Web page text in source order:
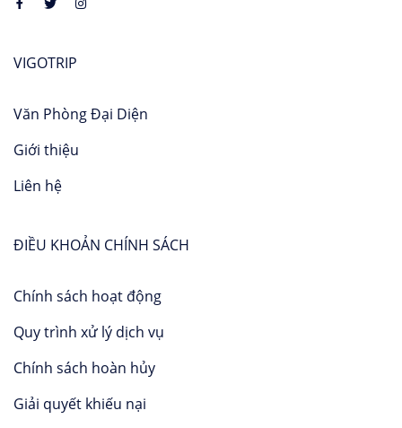
VIGOTRIP
Văn Phòng Đại Diện
Giới thiệu
Liên hệ
ĐIỀU KHOẢN CHÍNH SÁCH
Chính sách hoạt động
Quy trình xử lý dịch vụ
Chính sách hoàn hủy
Giải quyết khiếu nại